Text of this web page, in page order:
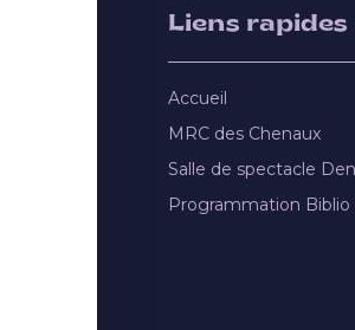
Liens rapides
Accueil
MRC des Chenaux
Salle de spectacle
Programmation Biblio